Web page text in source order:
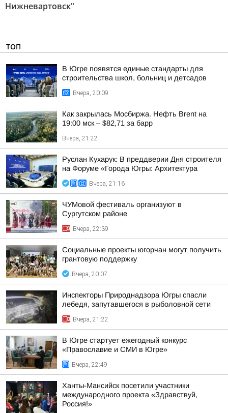
Нижневартовск"
ТОП
В Югре появятся единые стандарты для
строительства школ, больниц и детсадов
Вчера, 20:09
Как закрылась Мосбиржа. Нефть Brent на
19:00 мск – $82,71 за барр
Вчера, 21:22
Руслан Кухарук: В преддверии Дня строителя
на Форуме «Города Югры: Архитектура
Вчера, 21:16
ЧУМовой фестиваль организуют в
Сургутском районе
Вчера, 22:39
Социальные проекты югорчан могут получить
грантовую поддержку
Вчера, 20:07
Инспекторы Природнадзора Югры спасли
лебедя, запутавшегося в рыболовной сети
Вчера, 21:22
В Югре стартует ежегодный конкурс
«Православие и СМИ в Югре»
Вчера, 22:49
Ханты-Мансийск посетили участники
международного проекта «Здравствуй,
Россия!»